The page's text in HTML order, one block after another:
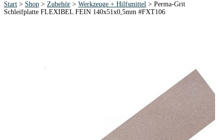
Start > Shop > Zubehör > Werkzeuge + Hilfsmittel > Perma-Grit
Schleifplatte FLEXIBEL FEIN 140x51x0,5mm #FXT106